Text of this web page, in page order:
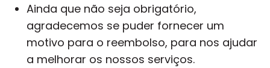
Ainda que não seja obrigatório,
agradecemos se puder fornecer um
motivo para o reembolso, para nos ajudar
a melhorar os nossos serviços.